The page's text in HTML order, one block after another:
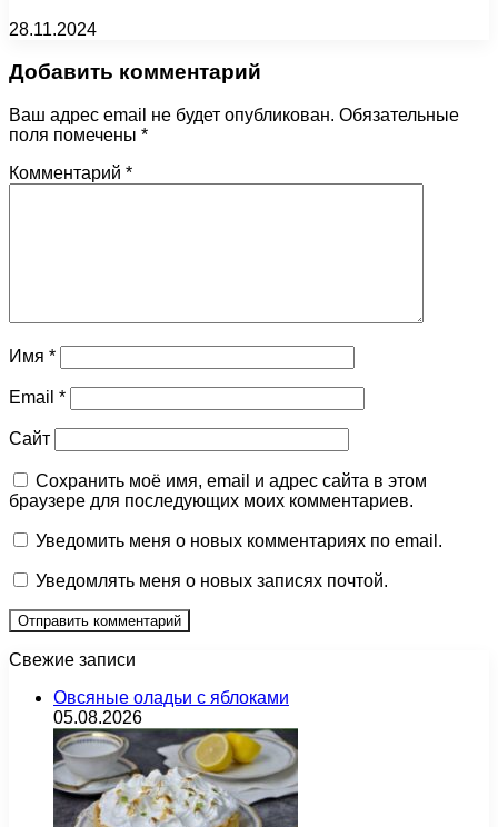
28.11.2024
Добавить комментарий
Ваш адрес email не будет опубликован. Обязательные
поля помечены *
Комментарий *
Имя *
Email *
Сайт
Сохранить моё имя, email и адрес сайта в этом
браузере для последующих моих комментариев.
Уведомить меня о новых комментариях по email.
Уведомлять меня о новых записях почтой.
Свежие записи
Овсяные оладьи с яблоками
05.08.2026